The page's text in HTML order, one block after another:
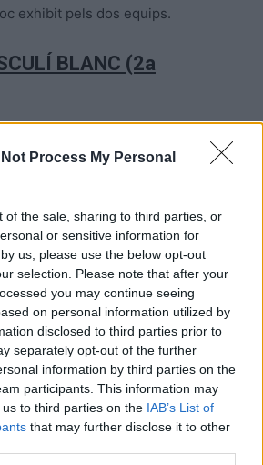
Not Process My Personal
of the sale, sharing to third parties, or
or sensitive information for
us, please use the below opt-out
selection. Please note that after your
you may continue seeing
on personal information utilized by
disclosed to third parties prior to
separately opt-out of the further
information by third parties on the
participants. This information may
to third parties on the IAB’s List of
that may further disclose it to other
exhibit pels dos equips.
BLANC (2a
20 (11)
Mateu, Olivier, Biel i Quim.
tortosins a domicili amb un
dels tortosins a Vilanova que van
descans amb un resultat
(18-11). Tot i així el poc encert a
fluixa defensa van provocar la
poder neutralitzar una defensa
que no ha pogut ser frenada amb